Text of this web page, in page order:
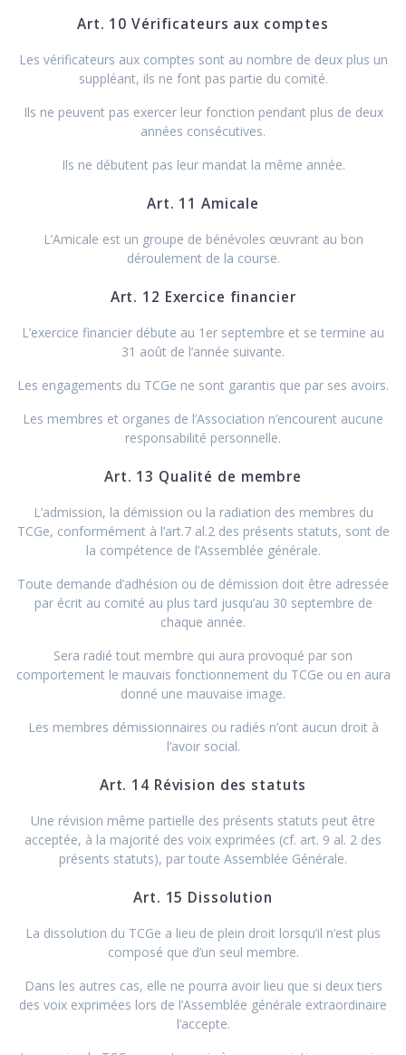
Art. 10 Vérificateurs aux comptes
Les vérificateurs aux comptes sont au nombre de deux plus un
suppléant, ils ne font pas partie du comité.
Ils ne peuvent pas exercer leur fonction pendant plus de deux
années consécutives.
Ils ne débutent pas leur mandat la même année.
Art. 11 Amicale
L’Amicale est un groupe de bénévoles œuvrant au bon
déroulement de la course.
Art. 12 Exercice financier
L’exercice financier débute au 1er septembre et se termine au
31 août de l’année suivante.
Les engagements du TCGe ne sont garantis que par ses avoirs.
Les membres et organes de l’Association n’encourent aucune
responsabilité personnelle.
Art. 13 Qualité de membre
L’admission, la démission ou la radiation des membres du
TCGe, conformément à l’art.7 al.2 des présents statuts, sont de
la compétence de l’Assemblée générale.
Toute demande d’adhésion ou de démission doit être adressée
par écrit au comité au plus tard jusqu’au 30 septembre de
chaque année.
Sera radié tout membre qui aura provoqué par son
comportement le mauvais fonctionnement du TCGe ou en aura
donné une mauvaise image.
Les membres démissionnaires ou radiés n’ont aucun droit à
l’avoir social.
Art. 14 Révision des statuts
Une révision même partielle des présents statuts peut être
acceptée, à la majorité des voix exprimées (cf. art. 9 al. 2 des
présents statuts), par toute Assemblée Générale.
Art. 15 Dissolution
La dissolution du TCGe a lieu de plein droit lorsqu’il n’est plus
composé que d’un seul membre.
Dans les autres cas, elle ne pourra avoir lieu que si deux tiers
des voix exprimées lors de l’Assemblée générale extraordinaire
l’accepte.